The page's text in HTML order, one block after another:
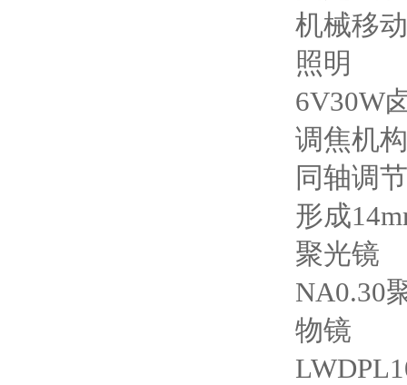
机械移
照明
6V30W
调焦机
同轴调
形成
聚光镜
NA0.30
物镜